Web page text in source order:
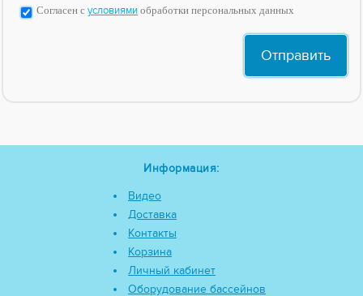
Согласен с условиями обработки персональных данных
Информация:
Видео
Доставка
Контакты
Корзина
Личный кабинет
Оборудование бассейнов